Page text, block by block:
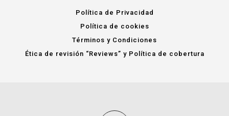
Política de Privacidad
Política de cookies
Términos y Condiciones
Ética de revisión “Reviews” y Política de cobertura